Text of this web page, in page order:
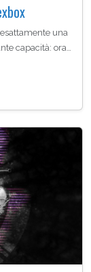
una
capacità: ora…